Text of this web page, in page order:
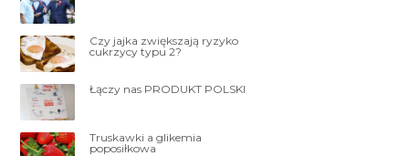
Czy jajka zwiększają ryzyko
cukrzycy typu 2?
Łączy nas PRODUKT POLSKI
Truskawki a glikemia
poposiłkowa